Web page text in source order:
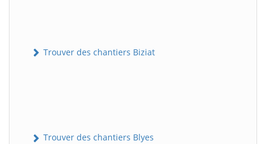
Trouver des chantiers Biziat
Trouver des chantiers Blyes